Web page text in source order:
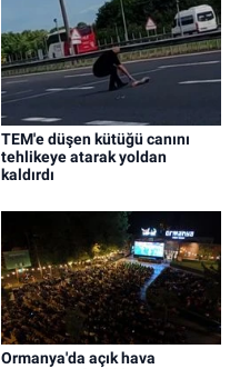
TEM'e düşen kütüğü canını
tehlikeye atarak yoldan
kaldırdı
Ormanya'da açık hava